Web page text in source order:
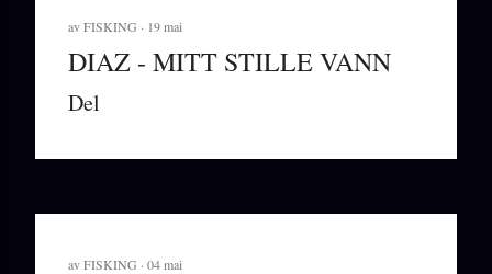
avFISKING 19 mai
DIAZ - MITT STILLE VANN
Del
avFISKING 04 mai